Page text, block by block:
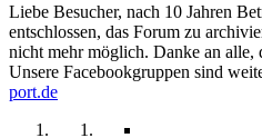
Liebe Besucher, nach 10 Jahren
entschlossen, das Forum zu
nicht mehr möglich. Danke an alle,
Unsere Facebookgruppen sind
port.de